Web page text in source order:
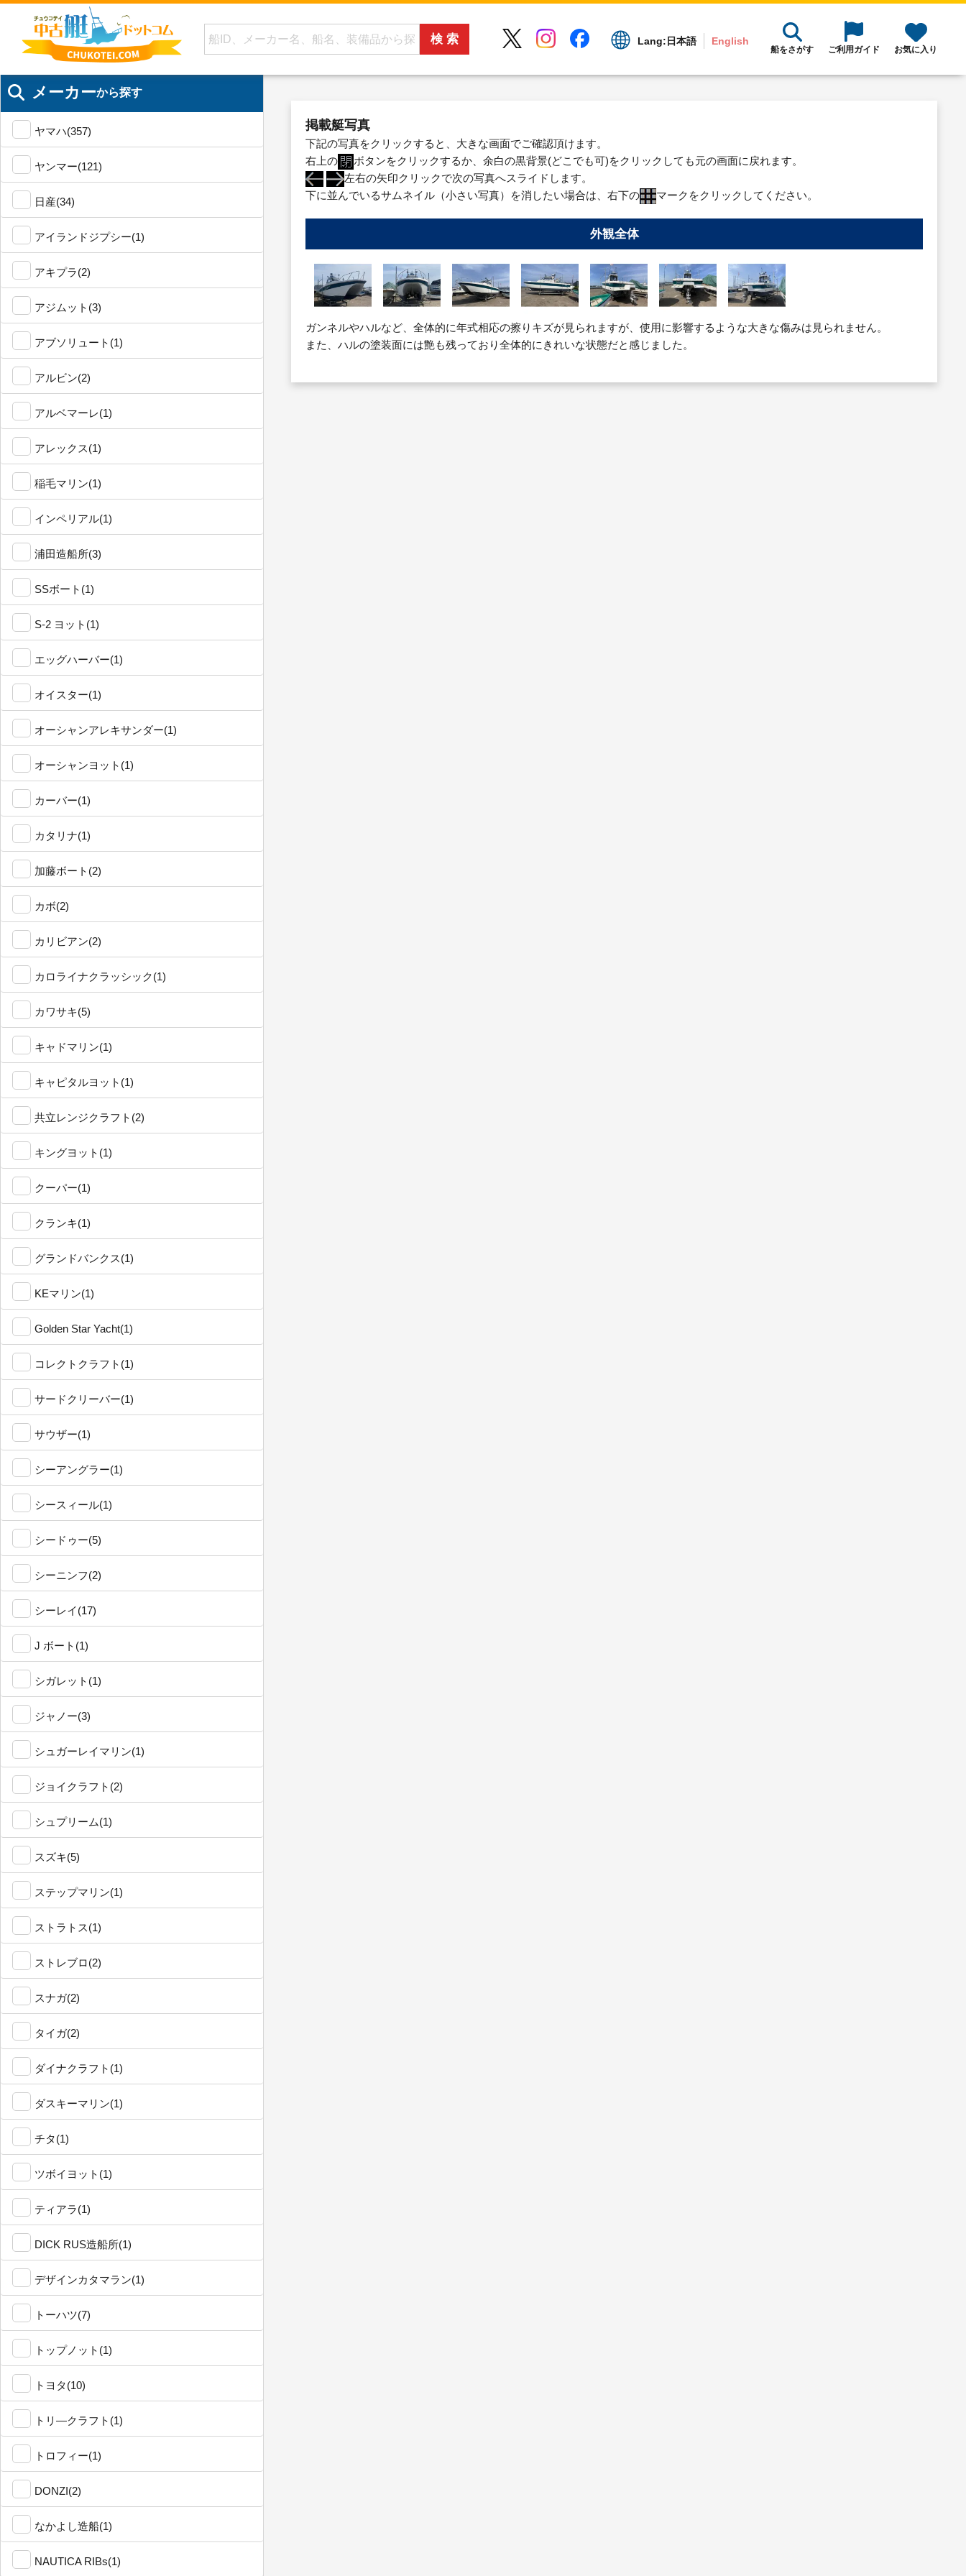
Lang: 日本語 English
船をさがす ご利用ガイド お気に入り
メーカーから探す
ヤマハ(357)
ヤンマー(121)
日産(34)
アイランドジプシー(1)
アキプラ(2)
アジムット(3)
アブソリュート(1)
アルビン(2)
アルベマーレ(1)
アレックス(1)
稲毛マリン(1)
インペリアル(1)
浦田造船所(3)
SSボート(1)
S-2 ヨット(1)
エッグハーバー(1)
オイスター(1)
オーシャンアレキサンダー(1)
オーシャンヨット(1)
カーバー(1)
カタリナ(1)
加藤ボート(2)
カボ(2)
カリビアン(2)
カロライナクラッシック(1)
カワサキ(5)
キャドマリン(1)
キャピタルヨット(1)
共立レンジクラフト(2)
キングヨット(1)
クーパー(1)
クランキ(1)
グランドバンクス(1)
KEマリン(1)
Golden Star Yacht(1)
コレクトクラフト(1)
サードクリーバー(1)
サウザー(1)
シーアングラー(1)
シースィール(1)
シードゥー(5)
シーニンフ(2)
シーレイ(17)
J ボート(1)
シガレット(1)
ジャノー(3)
シュガーレイマリン(1)
ジョイクラフト(2)
シュプリーム(1)
スズキ(5)
ステップマリン(1)
ストラトス(1)
ストレブロ(2)
スナガ(2)
タイガ(2)
ダイナクラフト(1)
ダスキーマリン(1)
チタ(1)
ツボイヨット(1)
ティアラ(1)
DICK RUS造船所(1)
デザインカタマラン(1)
トーハツ(7)
トップノット(1)
トヨタ(10)
トリ―クラフト(1)
トロフィー(1)
DONZI(2)
なかよし造船(1)
NAUTICA RIBs(1)
掲載艇写真
下記の写真をクリックすると、大きな画面でご確認頂けます。
右上の
ボタンをクリックするか、余白の黒背景(どこでも可)をクリックしても元の画面に戻れます。
左右の矢印クリックで次の写真へスライドします。
下に並んでいるサムネイル（小さい写真）を消したい場合は、右下の
マークをクリックしてください。
外観全体
ガンネルやハルなど、全体的に年式相応の擦りキズが見られますが、使用に影響するような大きな傷みは見られません。
また、ハルの塗装面には艶も残っており全体的にきれいな状態だと感じました。